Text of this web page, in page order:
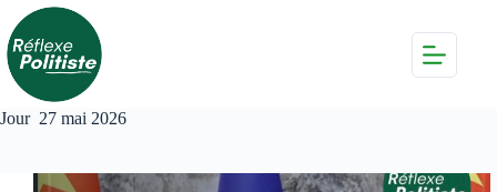
Passer
au
contenu
Jour 27 mai 2026